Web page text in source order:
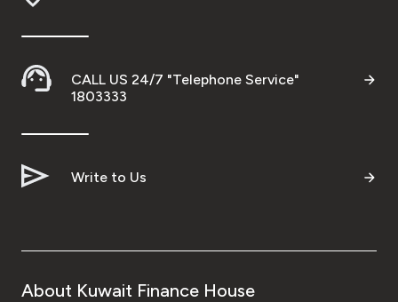
CALL US 24/7 "Telephone Service"
1803333
Write to Us
About Kuwait Finance House